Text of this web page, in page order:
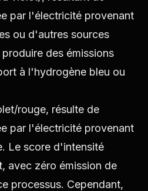
par l'électricité provenant
ou d'autres sources
des émissions
à l'hydrogène bleu ou
rouge, résulte de
par l'électricité provenant
Le score d'intensité
avec zéro émission de
processus. Cependant,